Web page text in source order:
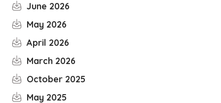
June 2026
May 2026
April 2026
March 2026
October 2025
May 2025